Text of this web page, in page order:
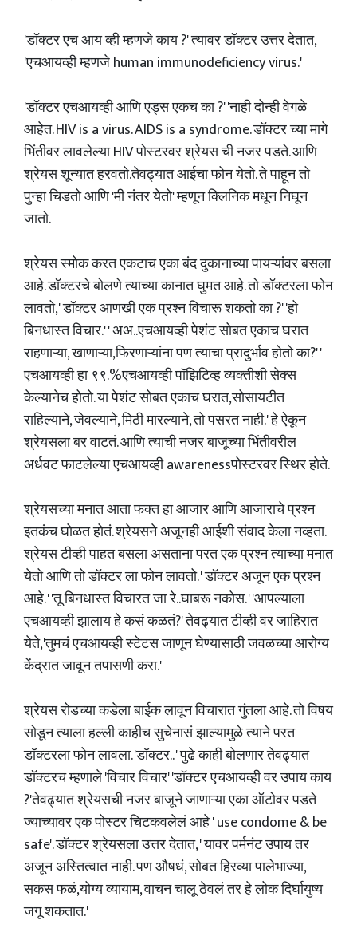
'डॉक्टर एच आय व्ही म्हणजे काय ?' त्यावर डॉक्टर उत्तर देतात,
'एचआयव्ही म्हणजे human immunodeficiency virus.'
'डॉक्टर एचआयव्ही आणि एड्स एकच का ?' 'नाही दोन्ही वेगळे
आहेत. HIV is a virus. AIDS is a syndrome. डॉक्टर च्या मागे
भिंतीवर लावलेल्या HIV पोस्टरवर श्रेयस ची नजर पडते. आणि
श्रेयस शून्यात हरवतो.तेवढ्यात आईचा फोन येतो. ते पाहून तो
पुन्हा चिडतो आणि 'मी नंतर येतो' म्हणून क्लिनिक मधून निघून
जातो.
श्रेयस स्मोक करत एकटाच एका बंद दुकानाच्या पायऱ्यांवर बसला
आहे. डॉक्टरचे बोलणे त्याच्या कानात घुमत आहे. तो डॉक्टरला फोन
लावतो,' डॉक्टर आणखी एक प्रश्न विचारू शकतो का ?' 'हो
बिनधास्त विचार.' ' अअ..एचआयव्ही पेशंट सोबत एकाच घरात
राहणाऱ्या, खाणाऱ्या,फिरणाऱ्यांना पण त्याचा प्रादुर्भाव होतो का?' '
एचआयव्ही हा ९९.%एचआयव्ही पॉझिटिव्ह व्यक्तीशी सेक्स
केल्यानेच होतो. या पेशंट सोबत एकाच घरात,सोसायटीत
राहिल्याने, जेवल्याने, मिठी मारल्याने, तो पसरत नाही.' हे ऐकून
श्रेयसला बर वाटतं. आणि त्याची नजर बाजूच्या भिंतीवरील
अर्धवट फाटलेल्या एचआयव्ही awarenessपोस्टरवर स्थिर होते.
श्रेयसच्या मनात आता फक्त हा आजार आणि आजाराचे प्रश्न
इतकंच घोळत होतं. श्रेयसने अजूनही आईशी संवाद केला नव्हता.
श्रेयस टीव्ही पाहत बसला असताना परत एक प्रश्न त्याच्या मनात
येतो आणि तो डॉक्टर ला फोन लावतो. ' डॉक्टर अजून एक प्रश्न
आहे. ' 'तू बिनधास्त विचारत जा रे..घाबरू नकोस. ' 'आपल्याला
एचआयव्ही झालाय हे कसं कळतं?' तेवढ्यात टीव्ही वर जाहिरात
येते,'तुमचं एचआयव्ही स्टेटस जाणून घेण्यासाठी जवळच्या आरोग्य
केंद्रात जावून तपासणी करा.'
श्रेयस रोडच्या कडेला बाईक लावून विचारात गुंतला आहे. तो विषय
सोडून त्याला हल्ली काहीच सुचेनासं झाल्यामुळे त्याने परत
डॉक्टरला फोन लावला. 'डॉक्टर.. ' पुढे काही बोलणार तेवढ्यात
डॉक्टरच म्हणाले 'विचार विचार' 'डॉक्टर एचआयव्ही वर उपाय काय
?'तेवढ्यात श्रेयसची नजर बाजूने जाणाऱ्या एका ऑटोवर पडते
ज्याच्यावर एक पोस्टर चिटकवलेलं आहे ' use condome & be
safe'. डॉक्टर श्रेयसला उत्तर देतात, ' यावर पर्मनंट उपाय तर
अजून अस्तित्वात नाही. पण औषधं, सोबत हिरव्या पालेभाज्या,
सकस फळं,योग्य व्यायाम, वाचन चालू ठेवलं तर हे लोक दिर्घायुष्य
जगू शकतात.'